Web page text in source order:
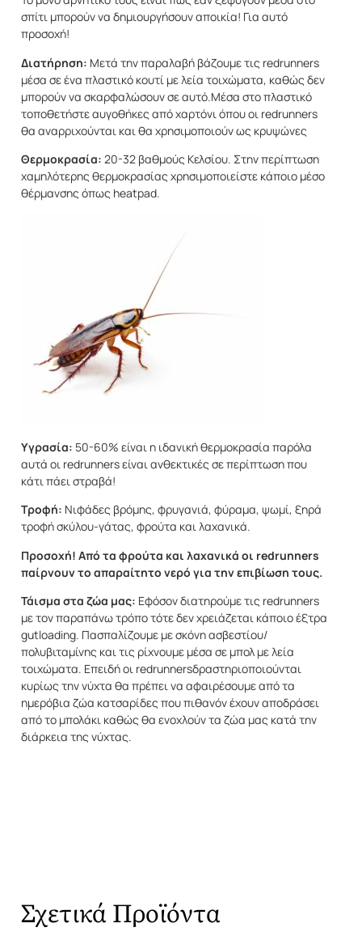
σπίτι μπορούν να δημιουργήσουν αποικία! Για αυτό
προσοχή!
Διατήρηση: Μετά την παραλαβή βάζουμε τις redrunners
μέσα σε ένα πλαστικό κουτί με λεία τοιχώματα, καθώς δεν
μπορούν να σκαρφαλώσουν σε αυτό.Μέσα στο πλαστικό
τοποθετήστε αυγοθήκες από χαρτόνι όπου οι redrunners
θα αναρριχούνται και θα χρησιμοποιούν ως κρυψώνες
Θερμοκρασία: 20-32 βαθμούς Κελσίου. Στην περίπτωση
χαμηλότερης θερμοκρασίας χρησιμοποιείστε κάποιο μέσο
θέρμανσης όπως heatpad.
Υγρασία: 50-60% είναι η ιδανική θερμοκρασία παρόλα
αυτά οι redrunners είναι ανθεκτικές σε περίπτωση που
κάτι πάει στραβά!
Τροφή: Νιφάδες βρόμης, φρυγανιά, φύραμα, ψωμί, ξηρά
τροφή σκύλου-γάτας, φρούτα και λαχανικά.
Προσοχή! Από τα φρούτα και λαχανικά οι redrunners
παίρνουν το απαραίτητο νερό για την επιβίωση τους.
Τάισμα στα ζώα μας: Εφόσον διατηρούμε τις redrunners
με τον παραπάνω τρόπο τότε δεν χρειάζεται κάποιο έξτρα
gutloading. Πασπαλίζουμε με σκόνη ασβεστίου/
πολυβιταμίνης και τις ρίχνουμε μέσα σε μπολ με λεία
τοιχώματα. Επειδή οι redrunnersδραστηριοποιούνται
κυρίως την νύχτα θα πρέπει να αφαιρέσουμε από τα
ημερόβια ζώα κατσαρίδες που πιθανόν έχουν αποδράσει
από το μπολάκι καθώς θα ενοχλούν τα ζώα μας κατά την
διάρκεια της νύχτας.
Σχετικά Προϊόντα